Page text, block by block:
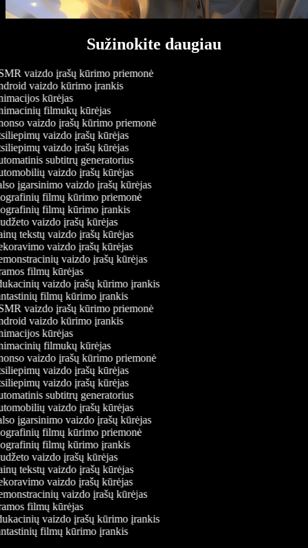
Sužinokite daugiau
vaizdo įrašų kūrimo priemonė
vaizdo kūrimo įrankis
kūrėjas
filmukų kūrėjas
vaizdo įrašų kūrimo priemonė
vaizdo įrašų kūrėjas
vaizdo įrašų kūrėjas
subtitrų generatorius
vaizdo įrašų kūrėjas
įgarsinimo vaizdo įrašų kūrėjas
filmų kūrimo priemonė
filmų kūrimo įrankis
vaizdo įrašų kūrėjas
tekstų vaizdo įrašų kūrėjas
vaizdo įrašų kūrėjas
vaizdo įrašų kūrėjas
filmų kūrėjas
vaizdo įrašų kūrimo įrankis
filmų kūrimo įrankis
vaizdo įrašų kūrimo priemonė
vaizdo kūrimo įrankis
kūrėjas
filmukų kūrėjas
vaizdo įrašų kūrimo priemonė
vaizdo įrašų kūrėjas
vaizdo įrašų kūrėjas
subtitrų generatorius
vaizdo įrašų kūrėjas
įgarsinimo vaizdo įrašų kūrėjas
filmų kūrimo priemonė
filmų kūrimo įrankis
vaizdo įrašų kūrėjas
tekstų vaizdo įrašų kūrėjas
vaizdo įrašų kūrėjas
vaizdo įrašų kūrėjas
filmų kūrėjas
vaizdo įrašų kūrimo įrankis
filmų kūrimo įrankis